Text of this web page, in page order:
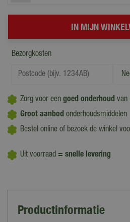
Bezorgkosten
Zorg voor een goed onderhoud van
Groot aanbod onderhoudsmiddelen
Bestel online of bezoek de winkel
Uit voorraad = snelle levering
Productinformatie